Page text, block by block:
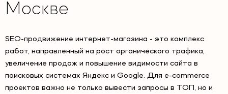
Москве
SEO-продвижение интернет-магазина - это комплекс
работ, направленный на рост органического трафика,
увеличение продаж и повышение видимости сайта в
поисковых системах Яндекс и Google. Для e-commerce
проектов важно не только вывести запросы в ТОП, но и